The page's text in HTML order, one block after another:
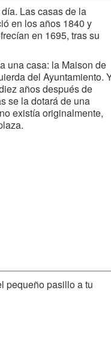
Las casas de la
en los años 1840 y
en 1695, tras su
una casa: la Maison de
del Ayuntamiento.
años después de
se la dotará de una
existía originalmente,
pequeño pasillo a tu